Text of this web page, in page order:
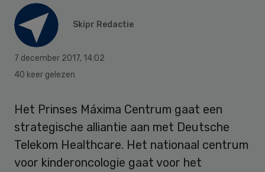
Skipr Redactie
7 december 2017, 14:02
40 keer gelezen
Het Prinses Máxima Centrum gaat een
strategische alliantie aan met Deutsche
Telekom Healthcare. Het nationaal centrum
voor kinderoncologie gaat voor het